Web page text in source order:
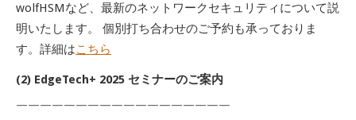
wolfHSMなど、最新のネットワークセキュリティについて説
明いたします。 個別打ち合わせのご予約も承っておりま
す。詳細はこちら
(2) EdgeTech+ 2025 セミナーのご案内
￣￣￣￣￣￣￣￣￣￣￣￣￣￣￣￣￣￣